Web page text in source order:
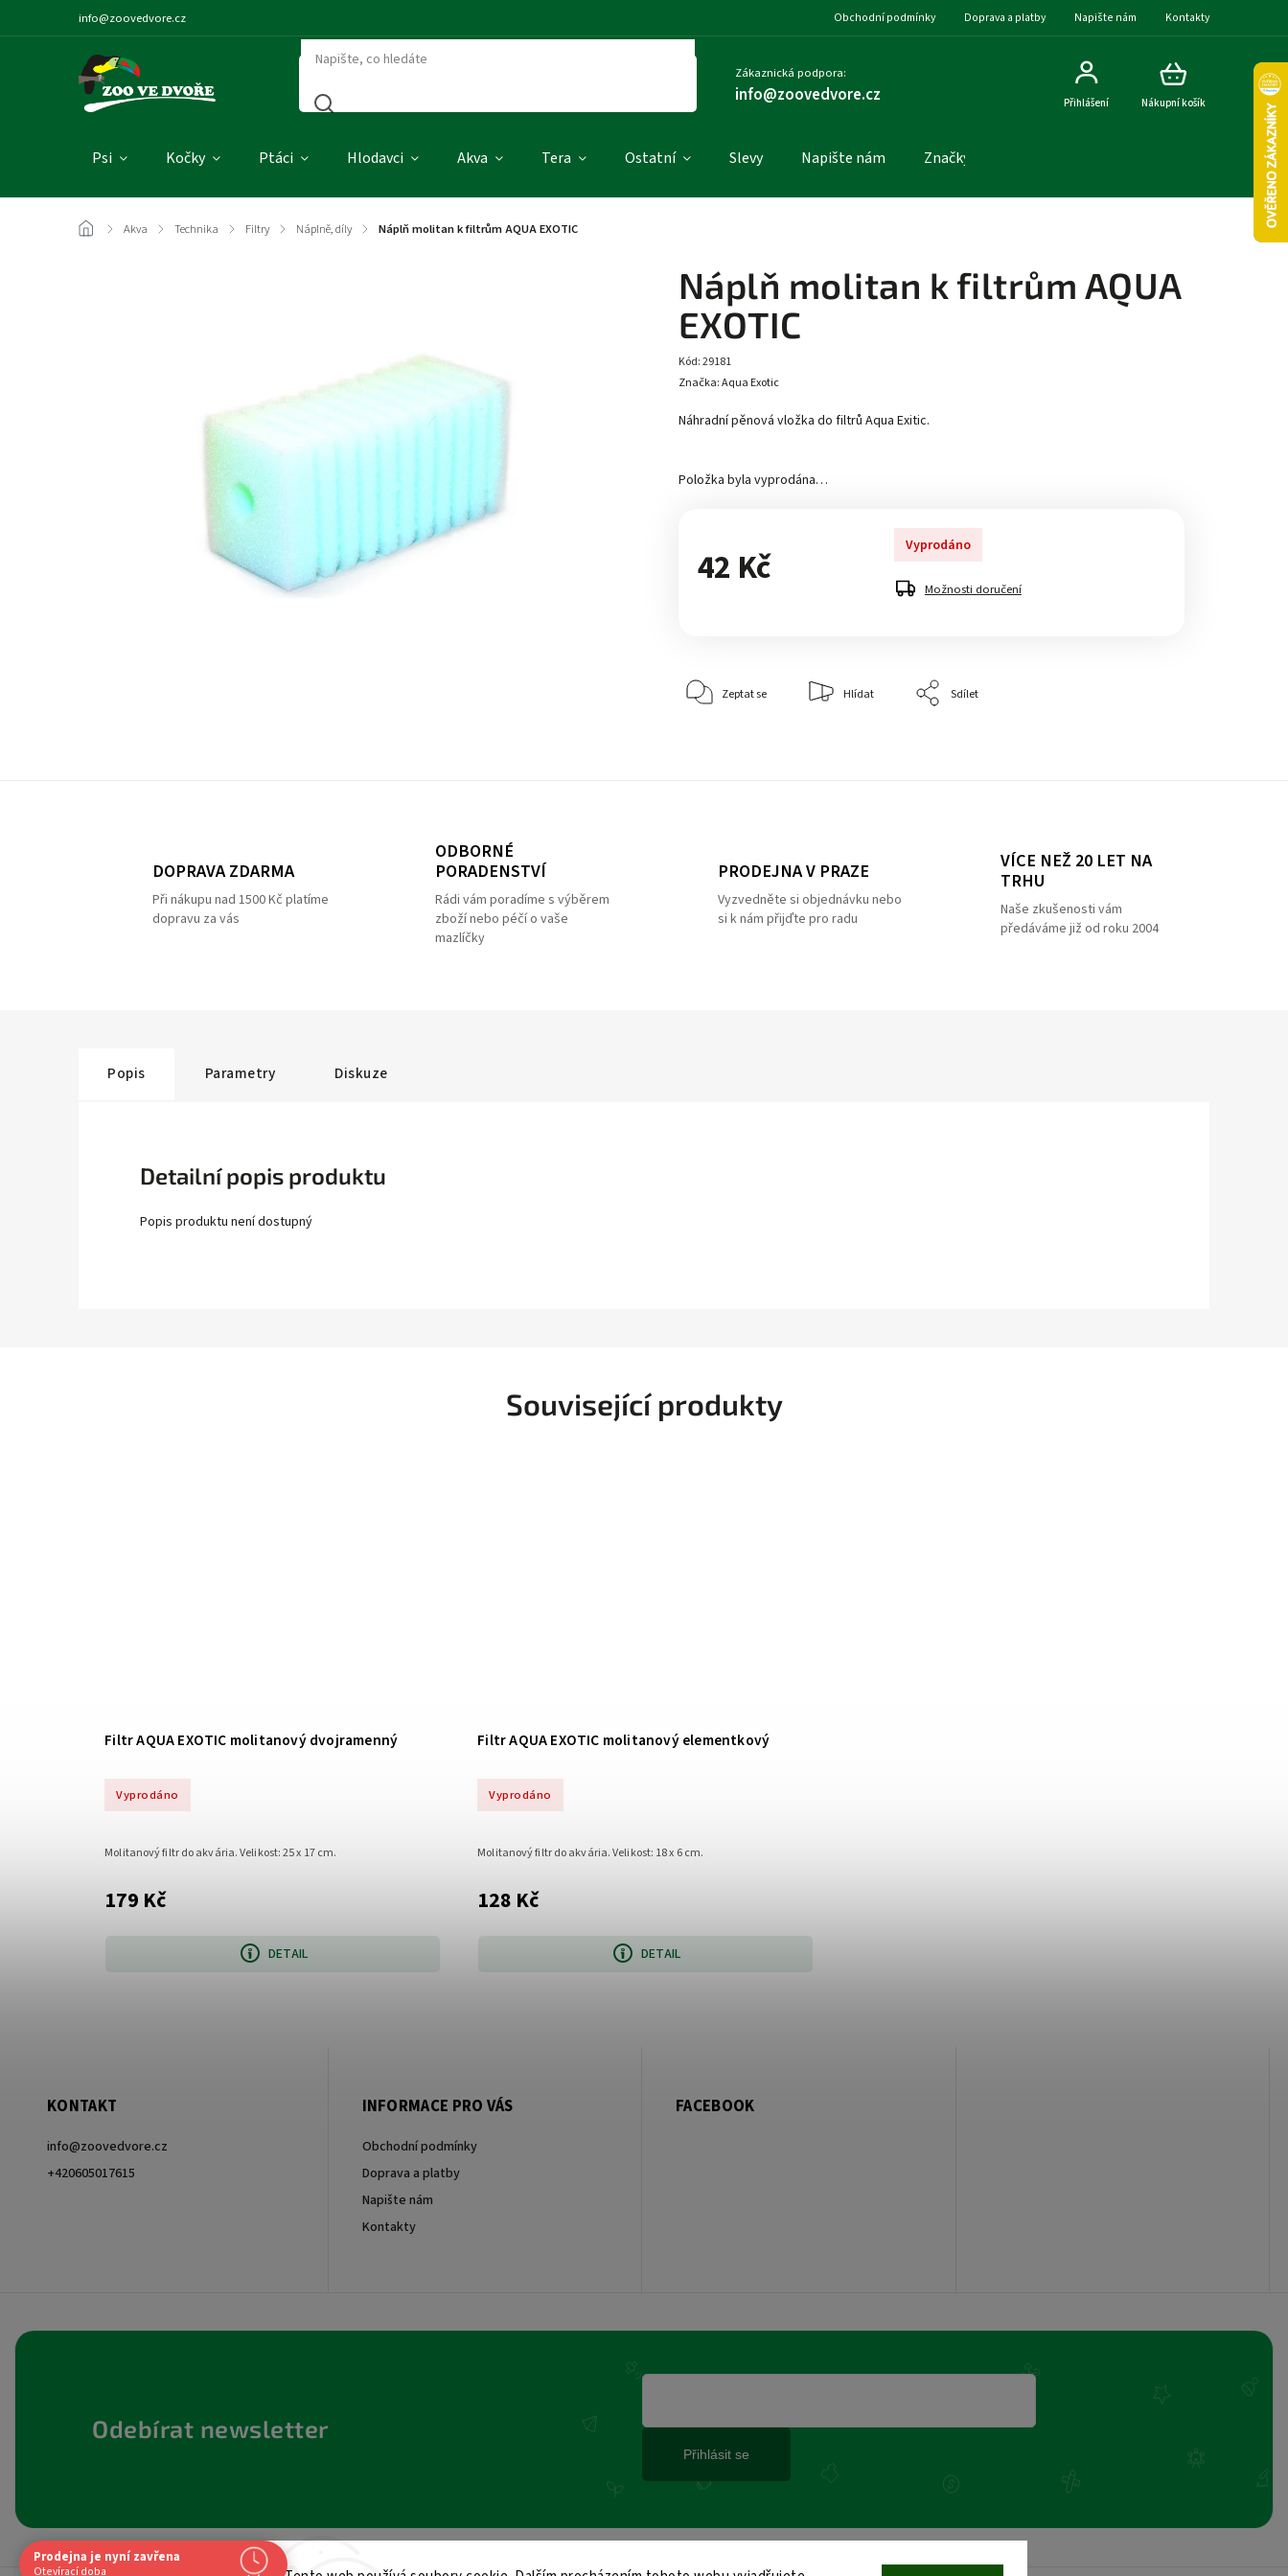
info@zoovedvore.cz Obchodní podmínky Doprava a platby Napište nám Kontakty
Zákaznická podpora:
info@zoovedvore.cz Nákupní košík
Přihlášení
Psi Kočky Ptáci Hlodavci Akva Tera Ostatní Slevy Napište nám Značky
/ Akva / Technika / Filtry / Náplně, díly / Náplň molitan k filtrům AQUA EXOTIC
Náplň molitan k filtrům AQUA
EXOTIC
Kód:29181
Náhradní pěnová vložka do filtrů Aqua Exitic.
Značka:Aqua Exotic
Položka byla vyprodána…
42 Kč
Vyprodáno
Možnosti doručení
Zeptat se Hlídat Sdílet
DOPRAVA ZDARMA
Při nákupu nad 1500 Kč platíme
dopravu za vás
ODBORNÉ
PORADENSTVÍ
Rádi vám poradíme s výběrem
zboží nebo péčí o vaše
mazlíčky
PRODEJNA V PRAZE
Vyzvedněte si objednávku nebo
si k nám přijďte pro radu
VÍCE NEŽ 20 LET NA
TRHU
Naše zkušenosti vám
předáváme již od roku 2004
Popis Parametry Diskuze
Detailní popis produktu
Popis produktu není dostupný
Související produkty
Filtr AQUA EXOTIC molitanový dvojramenný
Vyprodáno
179 Kč
DETAIL
Molitanový filtr do akvária. Velikost: 25 x 17 cm.
Filtr AQUA EXOTIC molitanový elementkový
Vyprodáno
128 Kč
DETAIL
Molitanový filtr do akvária. Velikost: 18 x 6 cm.
KONTAKT
info@zoovedvore.cz
+420605017615
INFORMACE PRO VÁS
Obchodní podmínky
Doprava a platby
Napište nám
Kontakty
Odebírat newsletter
Přihlásit se
FACEBOOK
Prodejna je nyní zavřena
Otevírací dobaNavštivte nás osobně